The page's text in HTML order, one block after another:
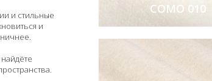
и стильные
и
COMO 010